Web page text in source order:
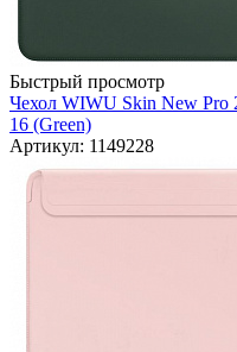
Быстрый просмотр
Чехол WIWU Skin New Pro
16 (Green)
Артикул: 1149228